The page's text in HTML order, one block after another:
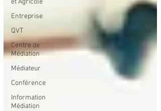
et Agricole
Entreprise
QVT
Centre de
Médiation
Médiateur
Conférence
Information
Médiation